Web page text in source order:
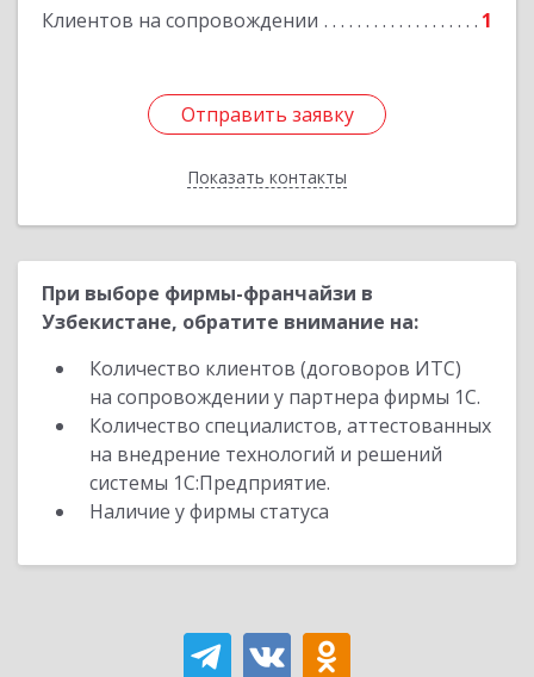
Клиентов на сопровождении 1
Отправить заявку
Показать контакты
Отправить заявку
Назад
При выборе фирмы-франчайзи в
Узбекистане, обратите внимание на:
Количество клиентов (договоров ИТС)
на сопровождении у партнера фирмы 1С.
Количество специалистов, аттестованных
на внедрение технологий и решений
системы 1С:Предприятие.
Наличие у фирмы статуса